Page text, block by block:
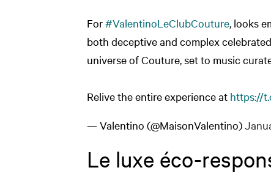
For#ValentinoLeClubCouture , looks
both deceptive and complex
universe of Couture, set to music
Relive the entire experience at https://
— Valentino (@MaisonValentino)
Le luxe éco-